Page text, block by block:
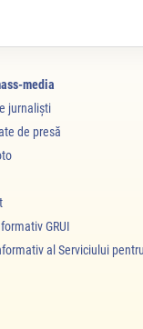
media
jurnalişti
de presă
GRUI
al Serviciului